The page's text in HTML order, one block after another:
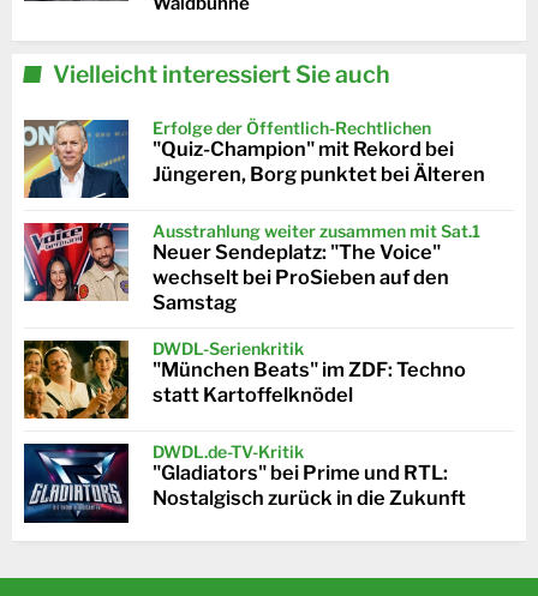
Vielleicht interessiert Sie auch
Erfolge der Öffentlich-Rechtlichen
"Quiz-Champion" mit Rekord bei
Jüngeren, Borg punktet bei Älteren
Ausstrahlung weiter zusammen mit Sat.1
Neuer Sendeplatz: "The Voice"
wechselt bei ProSieben auf den
Samstag
DWDL-Serienkritik
"München Beats" im ZDF: Techno
statt Kartoffelknödel
DWDL.de-TV-Kritik
"Gladiators" bei Prime und RTL:
Nostalgisch zurück in die Zukunft